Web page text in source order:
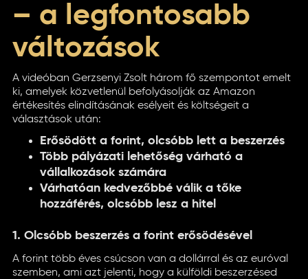
– a legfontosabb
változások
A videóban Gerzsenyi Zsolt három fő szempontot emelt
ki, amelyek közvetlenül befolyásolják az Amazon
értékesítés elindításának esélyeit és költségeit a
választások után:
Erősödött a forint, olcsóbb lett a beszerzés
Több pályázati lehetőség várható a
vállalkozások számára
Várhatóan kedvezőbbé válik a tőke
hozzáférés, olcsóbb lesz a hitel
1. Olcsóbb beszerzés a forint erősödésével
A forint több éves csúcson van a dollárral és az euróval
szemben, ami azt jelenti, hogy a külföldi beszerzésed